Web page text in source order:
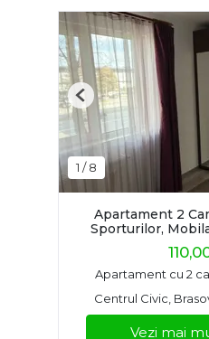
1 /8
Previous
Apartament 2
Sporturilor,
Apartament cu 2
Centrul Civic,
Vezi mai